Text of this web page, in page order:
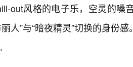
out风格的电子乐，空灵的嗓
人”与“暗夜精灵”切换的身份